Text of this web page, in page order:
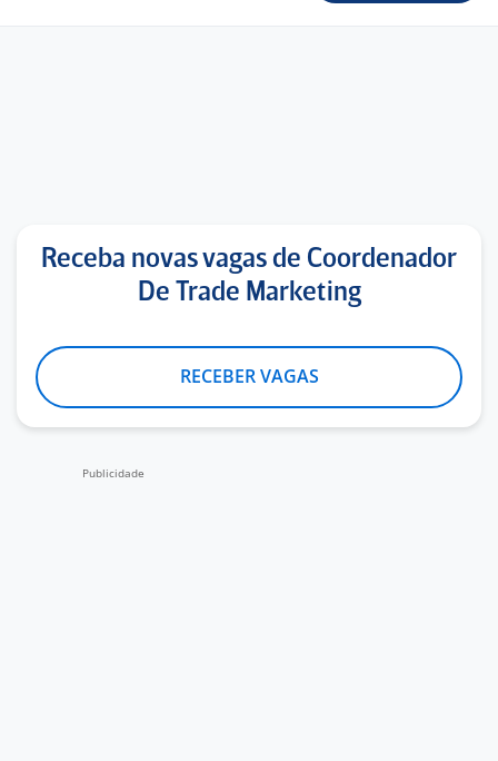
Receba novas vagas de Coordenador
De Trade Marketing
RECEBER VAGAS